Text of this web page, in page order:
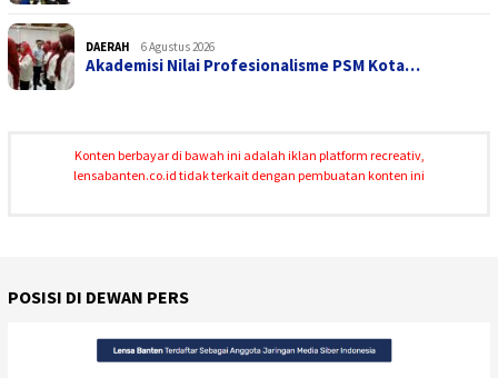
DAERAH 6 Agustus 2026
Akademisi Nilai Profesionalisme PSM Kota…
Konten berbayar di bawah ini adalah iklan platform recreativ,
lensabanten.co.id tidak terkait dengan pembuatan konten ini
POSISI DI DEWAN PERS